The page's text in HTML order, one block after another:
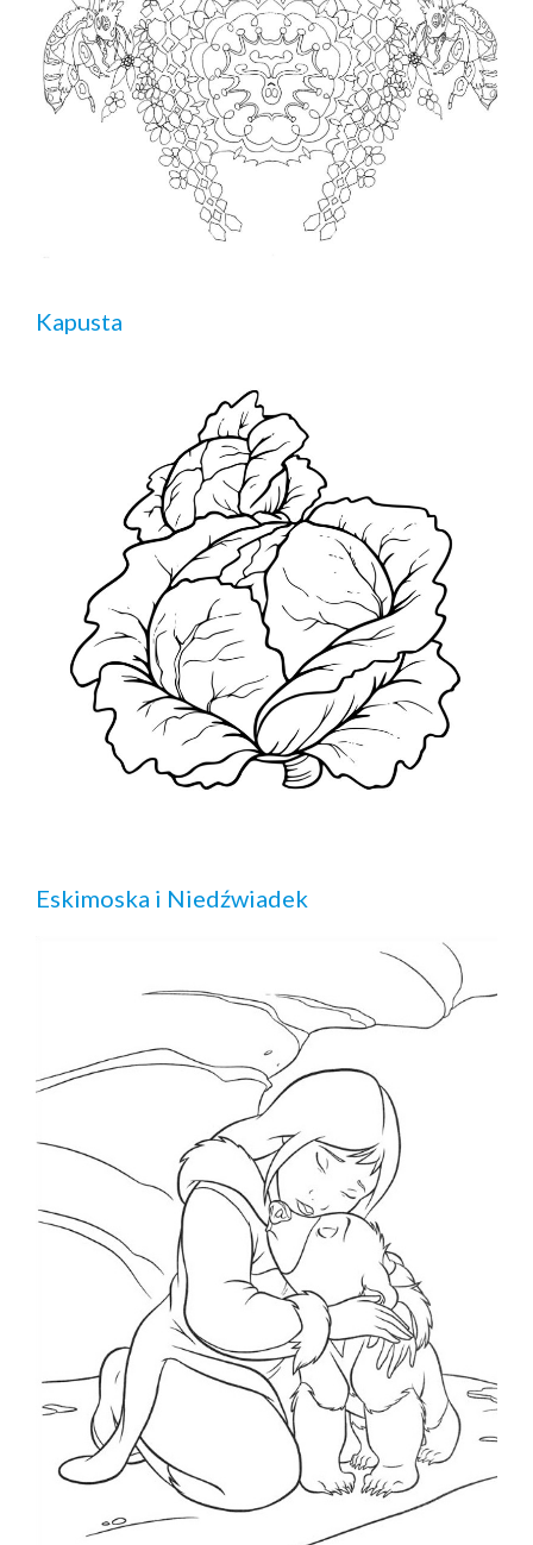
Kapusta
Eskimoska i Niedźwiadek